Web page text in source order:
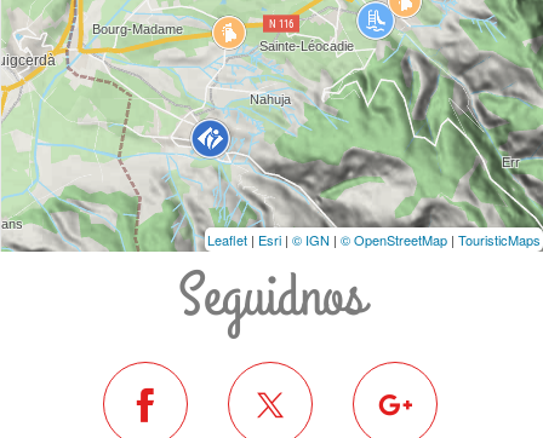
Leaflet | Esri | © IGN | © OpenStreetMap | TouristicMaps
Seguidnos